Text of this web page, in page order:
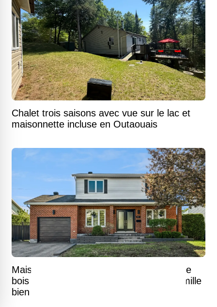
Chalet trois saisons avec vue sur le lac et
maisonnette incluse en Outaouais
Maison à étages baignée de lumière où le
bois et la brique racontent une vie de famille
bien ancrée